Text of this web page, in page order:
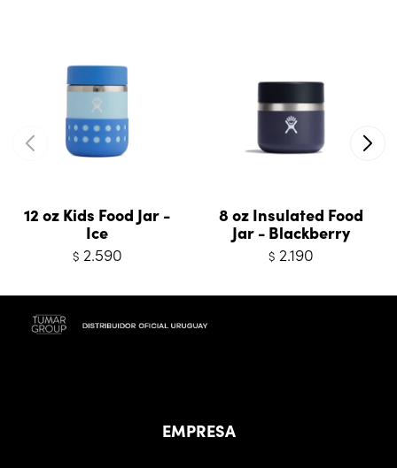
12 oz Kids Food Jar -
Ice
$ 2.590
8 oz Insulated Food
Jar - Blackberry
$ 2.190
EMPRESA